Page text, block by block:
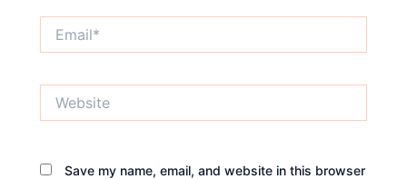
Save my name, email, and website in this browser